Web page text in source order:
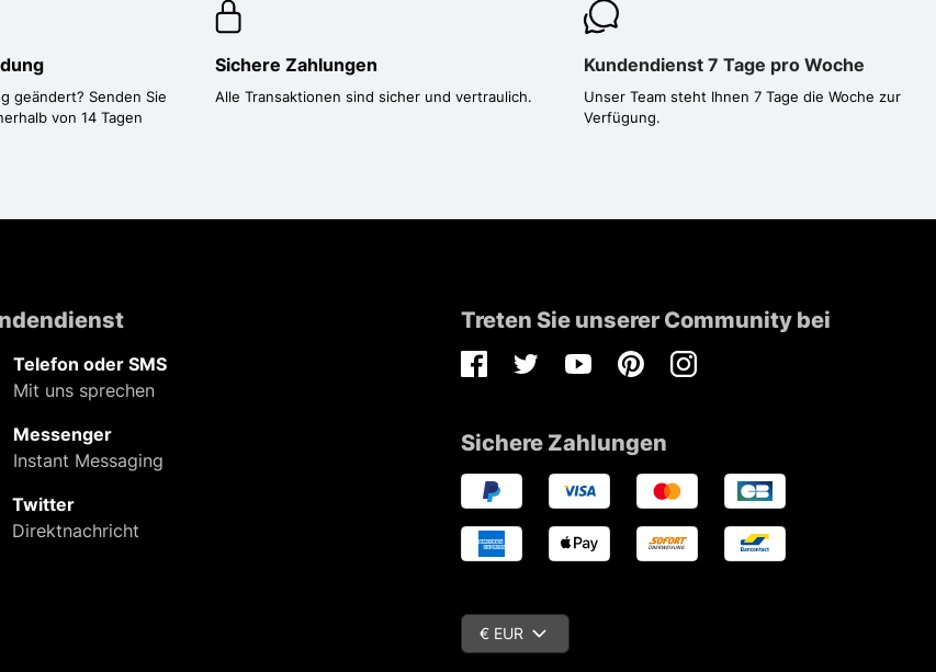
geändert? Senden Sie
von 14 Tagen
Sichere Zahlungen
Alle Transaktionen sind sicher und vertraulich.
Kundendienst 7 Tage pro Woche
Unser Team steht Ihnen 7 Tage die Woche zur
Verfügung.
Telefon oder SMS
Mit uns sprechen
Messenger
Instant Messaging
Twitter
Direktnachricht
Treten Sie unserer Community bei
FacebookTwitterYoutubePinterestInstagram
Sichere Zahlungen
€ EUR